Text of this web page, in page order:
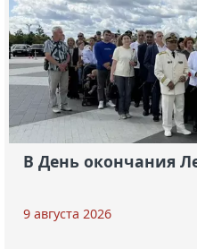
В День окончания
9 августа 2026